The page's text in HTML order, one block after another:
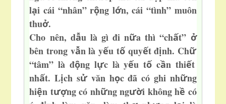
lại cái “nhân” rộng lớn, cái “tình” muôn
thuở.
Cho nên, dẫu là gì đi nữathì “chất” ở
bên trong vẫn là yếu tốquyết định. Chữ
“tâm” là động lực là yếu tố cần thiết
nhất. Lịch sửvăn học đã có ghi những
hiện tượng có những người không hề có